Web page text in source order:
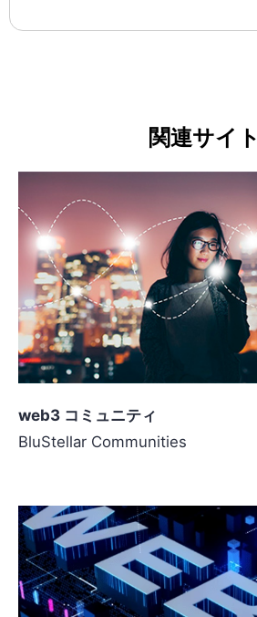
関連サイト
web3 コミュニティ
BluStellar Communities